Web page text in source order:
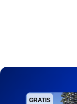
GRATIS